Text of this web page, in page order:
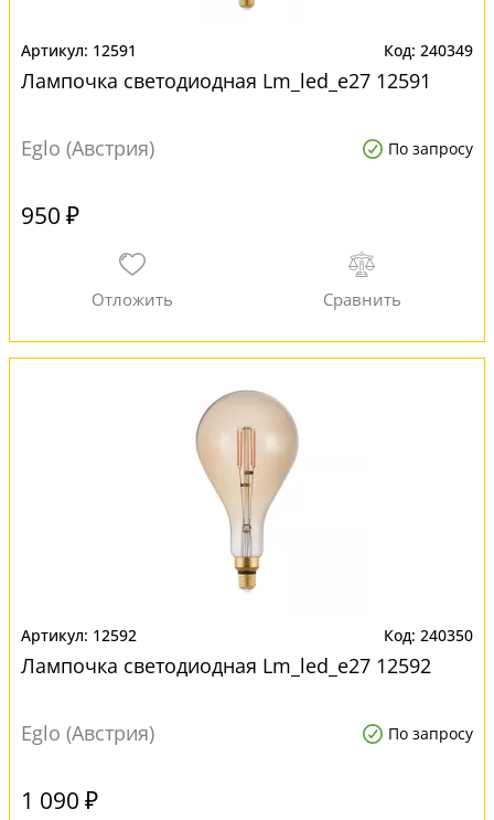
12591 240349
Лампочка светодиодная Lm_led_e27 12591
Eglo (Австрия) По запросу
950 ₽
12592 240350
Лампочка светодиодная Lm_led_e27 12592
Eglo (Австрия) По запросу
1 090 ₽